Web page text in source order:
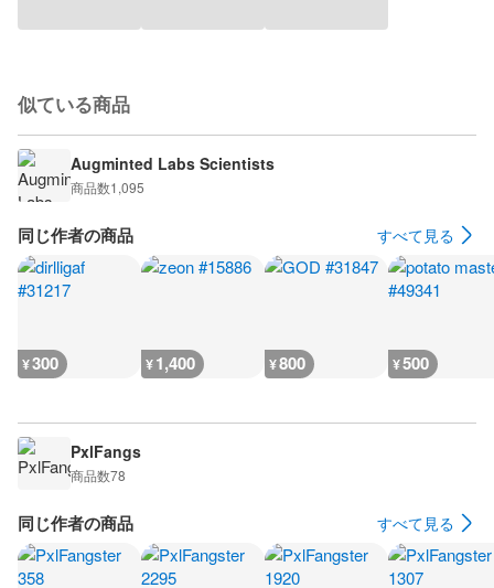
似ている商品
Augminted Labs Scientists
商品数1,095
同じ作者の商品 すべて見る
¥300 ¥1,400 ¥800 ¥500
PxlFangs
商品数78
同じ作者の商品 すべて見る